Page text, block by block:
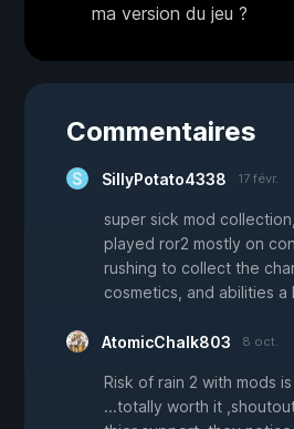
ma version du jeu ?
Commentaires
SillyPotato4338 17 févr.
super sick mod
played ror2 mostly on
rushing to collect the
cosmetics, and abilities a
AtomicChalk803 8 oct.
Risk of rain 2 with mods
...totally worth it